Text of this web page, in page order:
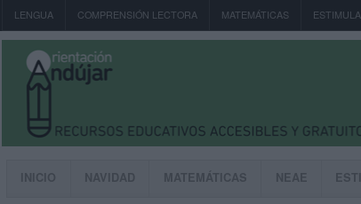
LENGUA COMPRENSIÓN LECTORA MATEMÁTICAS
INICIO NAVIDAD MATEMÁTICAS NEAE